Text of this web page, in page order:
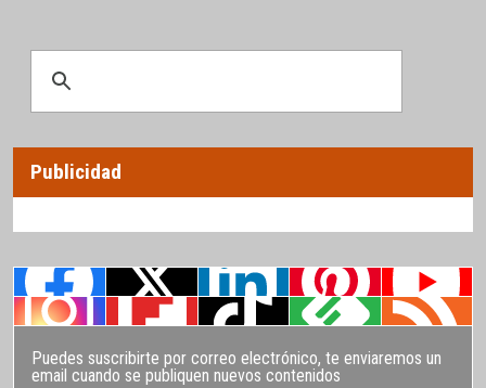
Publicidad
Puedes suscribirte por correo electrónico, te enviaremos un
email cuando se publiquen nuevos contenidos